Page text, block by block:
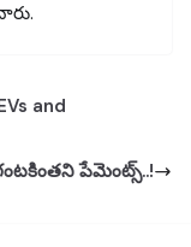
and
పేమెంట్స్..!